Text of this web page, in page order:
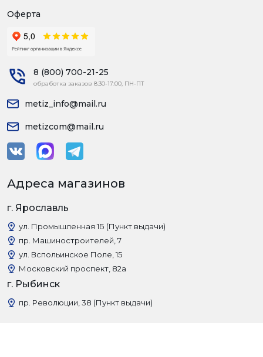
Оферта
8 (800) 700-21-25
обработка заказов 8:30-17:00, ПН-ПТ
metiz_info@mail.ru
metizcom@mail.ru
Адреса магазинов
г. Ярославль
ул. Промышленная 1Б (Пункт выдачи)
пр. Машиностроителей, 7
ул. Вспольинское Поле, 15
Московский проспект, 82а
г. Рыбинск
пр. Революции, 38 (Пункт выдачи)